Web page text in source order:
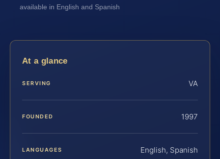
available in English and Spanish
At a glance
SERVING VA
FOUNDED 1997
LANGUAGES English, Spanish